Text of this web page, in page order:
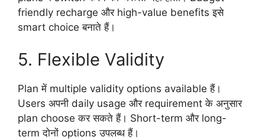
friendly recharge और high-value benefits इसे
smart choice बनाते हैं।
5. Flexible Validity
Plan में multiple validity options available हैं।
Users अपनी daily usage और requirement के अनुसार
plan choose कर सकते हैं। Short-term और long-
term दोनों options उपलब्ध हैं।